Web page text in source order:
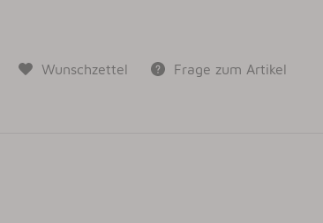
Wunschzettel Frage zum Artikel